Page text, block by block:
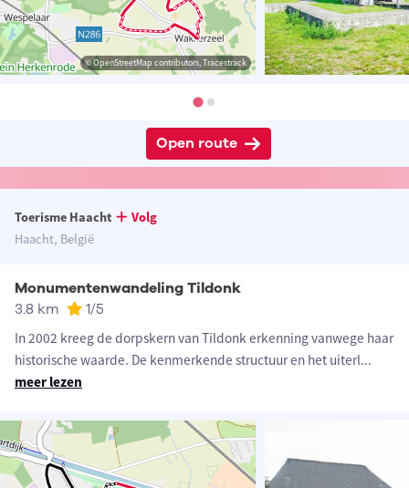
© OpenStreetMap contributors, Tracestrack
Open route
Toerisme Haacht
Volg
Haacht, België
Monumentenwandeling Tildonk
3.8 km 1/5
In 2002 kreeg de dorpskern van Tildonk erkenning vanwege haar
historische waarde. De kenmerkende structuur en het uiterl...
meer lezen